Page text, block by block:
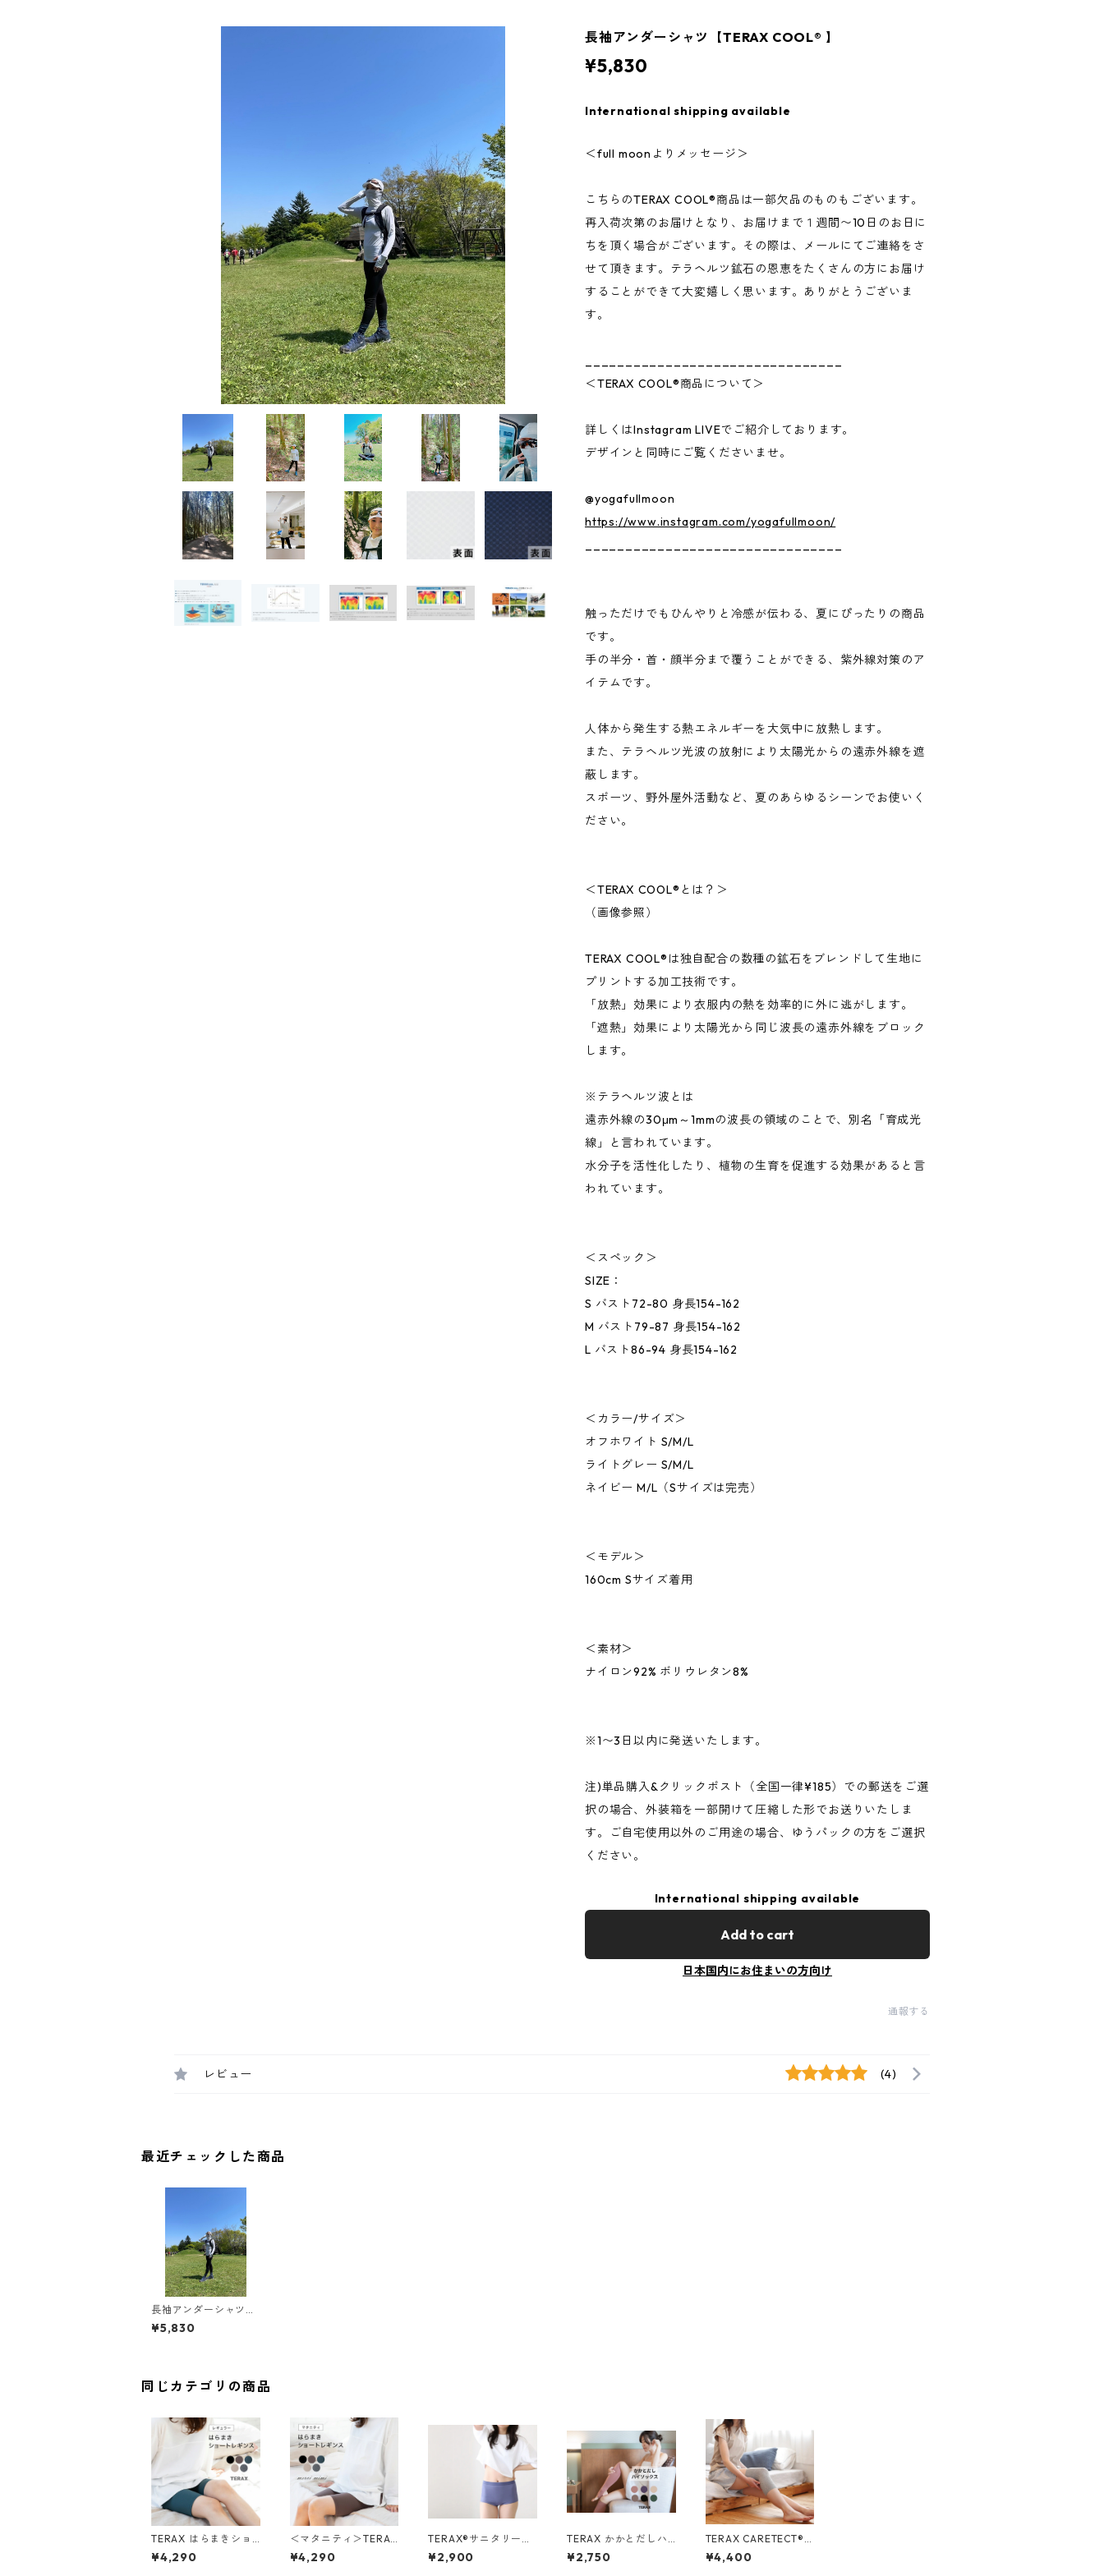
長袖アンダーシャツ【TERAX COOL®︎ 】
¥5,830
International shipping available
＜full moonよりメッセージ＞
こちらのTERAX COOL®︎商品は一部欠品のものもございます。
再入荷次第のお届けとなり、お届けまで１週間〜10日のお日に
ちを頂く場合がございます。その際は、メールにてご連絡をさ
せて頂きます。テラヘルツ鉱石の恩恵をたくさんの方にお届け
することができて大変嬉しく思います。ありがとうございま
す。
＜TERAX COOL®︎商品について＞
詳しくはInstagram LIVEでご紹介しております。
デザインと同時にご覧くださいませ。
@yogafullmoon
https://www.instagram.com/yogafullmoon/
触っただけでもひんやりと冷感が伝わる、夏にぴったりの商品
です。
手の半分・首・顔半分まで覆うことができる、紫外線対策のア
イテムです。
人体から発生する熱エネルギーを大気中に放熱します。
また、テラヘルツ光波の放射により太陽光からの遠赤外線を遮
蔽します。
スポーツ、野外屋外活動など、夏のあらゆるシーンでお使いく
ださい。
＜TERAX COOL®とは？＞
（画像参照）
TERAX COOL®は独自配合の数種の鉱石をブレンドして生地に
プリントする加工技術です。
「放熱」効果により衣服内の熱を効率的に外に逃がします。
「遮熱」効果により太陽光から同じ波長の遠赤外線をブロック
します。
※テラヘルツ波とは
遠赤外線の30μm～1mmの波長の領域のことで、別名「育成光
線」と言われています。
水分子を活性化したり、植物の生育を促進する効果があると言
われています。
＜スペック＞
SIZE：
S バスト72-80 身長154-162
M バスト79-87 身長154-162
L バスト86-94 身長154-162
＜カラー/サイズ＞
オフホワイト S/M/L
ライトグレー S/M/L
ネイビー M/L（Sサイズは完売）
＜モデル＞
160cm Sサイズ着用
＜素材＞
ナイロン92% ボリウレタン8%
※1〜3日以内に発送いたします。
注)単品購入&クリックポスト（全国一律¥185）での郵送をご選
択の場合、外装箱を一部開けて圧縮した形でお送りいたしま
す。ご自宅使用以外のご用途の場合、ゆうパックの方をご選択
ください。
International shipping available
Add to cart
日本国内にお住まいの方向け
通報する
レビュー (4)
最近チェックした商品
長袖アンダーシャツ
【TERAX COOL®︎ 】
¥5,830
同じカテゴリの商品
TERAX はらまきショ
ートレギンス【care i
nner】
¥4,290
＜マタニティ＞TERAX
腹巻ショートレギンス
【care inner】
¥4,290
TERAX®︎サニタリーシ
ョーツ【care inner】
¥2,900
TERAX かかとだしハ
イソックス【care inn
er】
¥2,750
TERAX CARETECT®︎
ひざサポーター（厚手
2枚入り）【care sup
¥4,400